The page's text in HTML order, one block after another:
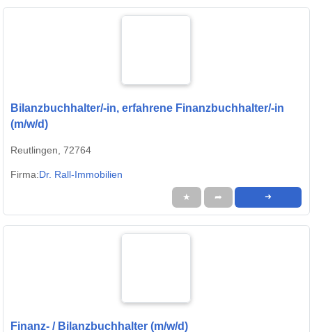
Bilanzbuchhalter/-in, erfahrene Finanzbuchhalter/-in
(m/w/d)
Reutlingen, 72764
Firma:Dr. Rall-Immobilien
★ ➦ ➜
Finanz- / Bilanzbuchhalter (m/w/d)